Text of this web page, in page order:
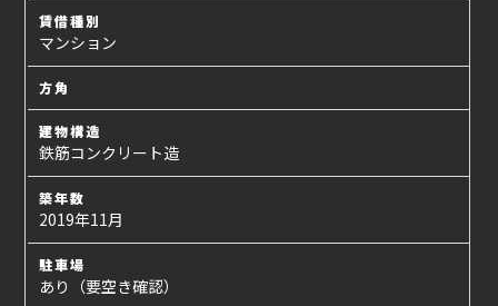
賃借種別
マンション
方角
建物構造
鉄筋コンクリート造
築年数
2019年11月
駐車場
あり（要空き確認）